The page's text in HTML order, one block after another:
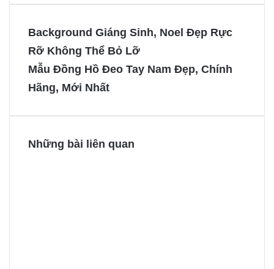
o
o
k
e
r
e
s
e
n
g
e
n
g
e
Background Giáng Sinh, Noel Đẹp Rực
Rỡ Không Thể Bỏ Lỡ
Mẫu Đồng Hồ Đeo Tay Nam Đẹp, Chính
Hãng, Mới Nhất
Những bài liên quan